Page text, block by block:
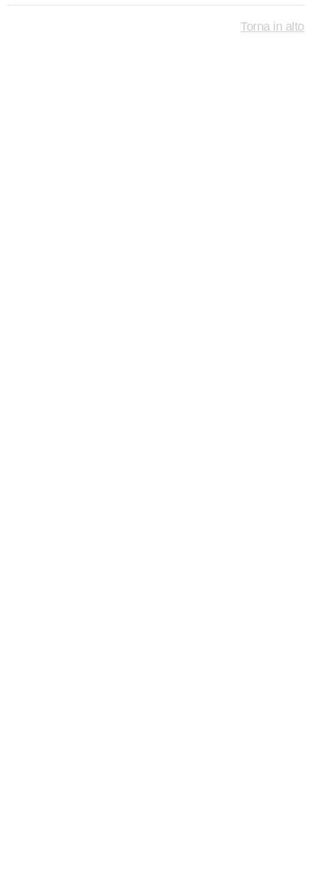
Torna in alto